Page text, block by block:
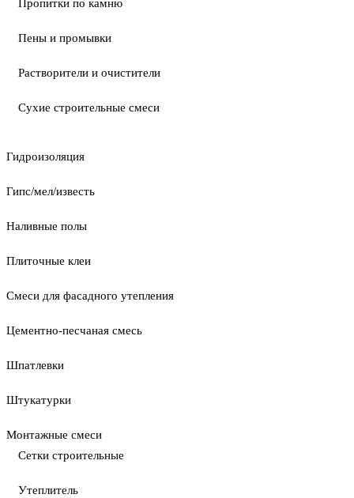
Пропитки по камню
Пены и промывки
Растворители и очистители
Сухие строительные смеси
Гидроизоляция
Гипс/мел/известь
Наливные полы
Плиточные клеи
Смеси для фасадного утепления
Цементно-песчаная смесь
Шпатлевки
Штукатурки
Монтажные смеси
Сетки строительные
Утеплитель